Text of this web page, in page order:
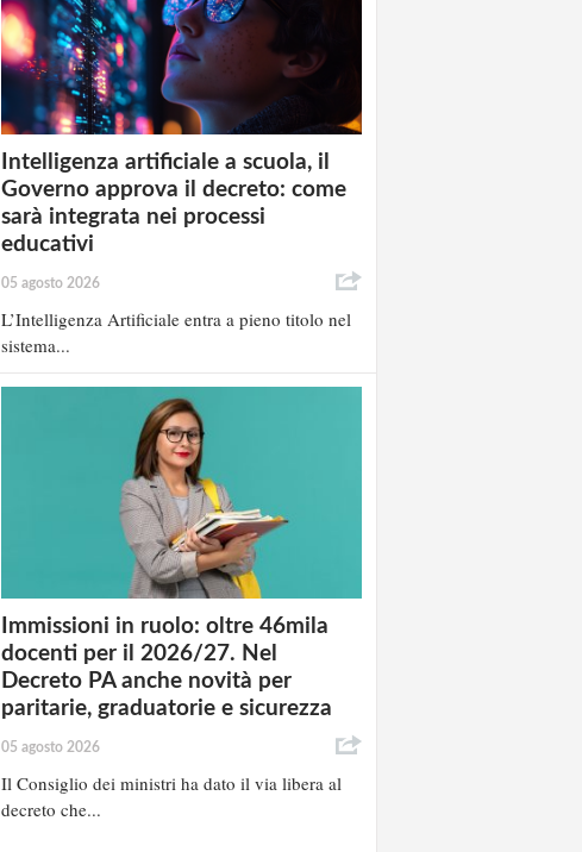
Intelligenza artificiale a scuola, il
Governo approva il decreto: come
sarà integrata nei processi
educativi
05 agosto 2026
L’Intelligenza Artificiale entra a pieno titolo nel
sistema...
Immissioni in ruolo: oltre 46mila
docenti per il 2026/27. Nel
Decreto PA anche novità per
paritarie, graduatorie e sicurezza
05 agosto 2026
Il Consiglio dei ministri ha dato il via libera al
decreto che...